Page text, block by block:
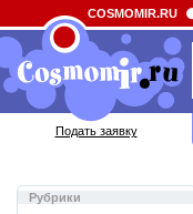
Field 'news_title' doesn't have a
Рубрики
COSMOMIR.RU
Подать заявку